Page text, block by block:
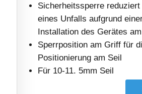
Sicherheitssperre
eines Unfalls aufgrund
Installation des Gerätes
Sperrposition am Griff für
Positionierung am Seil
Für 10-11. 5mm Seil